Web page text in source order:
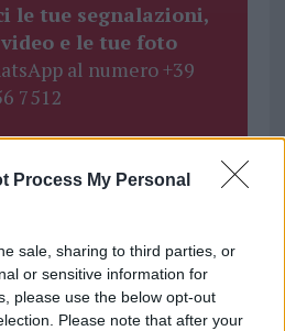
Process My Personal
sale, sharing to third parties, or
or sensitive information for
please use the below opt-out
Please note that after your
le tue segnalazioni,
e le tue foto
al numero +39
7512